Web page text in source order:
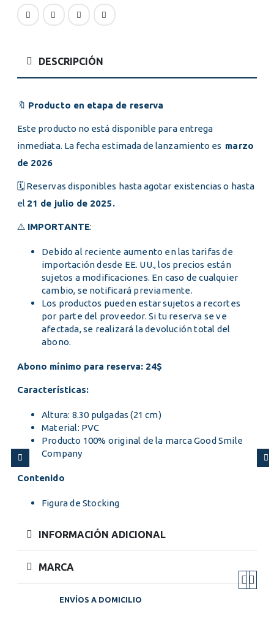
DESCRIPCIÓN
🔖 Producto en etapa de reserva
Este producto no está disponible para entrega
inmediata. La fecha estimada de lanzamiento es marzo
de 2026
🗓️ Reservas disponibles hasta agotar existencias o hasta
el 21 de julio de 2025.
⚠️ IMPORTANTE:
Debido al reciente aumento en las tarifas de
importación desde EE. UU., los precios están
sujetos a modificaciones. En caso de cualquier
cambio, se notificará previamente.
Los productos pueden estar sujetos a recortes
por parte del proveedor. Si tu reserva se ve
afectada, se realizará la devolución total del
abono.
Abono mínimo para reserva: 24$
Características:
Altura: 8.30 pulgadas (21 cm)
Material: PVC
Producto 100% original de la marca Good Smile
Company
Contenido
Figura de Stocking
INFORMACIÓN ADICIONAL
MARCA
ENVÍOS A DOMICILIO